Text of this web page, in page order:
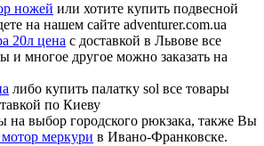
ножей или хотите купить подвесной
на нашем сайте adventurer.com.ua
20л цена с доставкой в Львове все
и многое другое можно заказать на
либо купить палатку sol все товары
по Киеву
на выбор городского рюкзака, также Вы
меркури в Ивано-Франковске.